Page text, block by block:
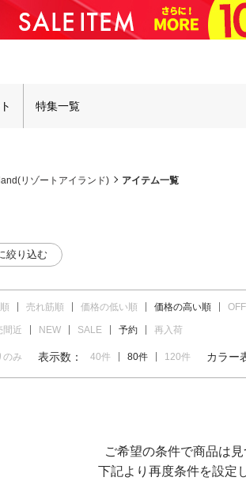
特集一覧
リゾートアイランド) アイテム一覧
絞り込む
売れ筋順 価格の低い順 価格の高い順
間近 NEW SALE 予約 再入荷
のみ 表示数： 40件 80件 120件 カラー
ご希望の条件で商品は見
下記より再度条件を設定